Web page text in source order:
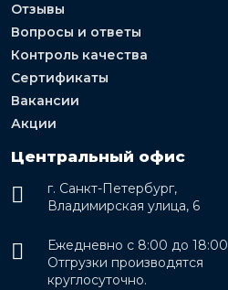
Отзывы
Вопросы и ответы
Контроль качества
Сертификаты
Вакансии
Акции
Центральный офис
г. Санкт-Петербург,
Владимирская улица, 6
Ежедневно с 8:00 до 18:00
Отгрузки производятся
круглосуточно.